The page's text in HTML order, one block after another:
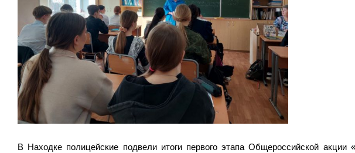
В Находке полицейские подвели итоги первого этапа Общероссийской